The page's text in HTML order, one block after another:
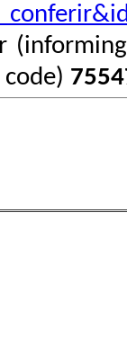
code)